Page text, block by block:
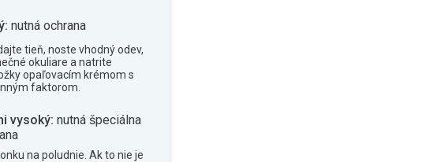
nutná ochrana
tieň, noste vhodný odev,
okuliare a natrite
opaľovacím krémom s
faktorom.
vysoký: nutná špeciálna
na poludnie. Ak to nie je